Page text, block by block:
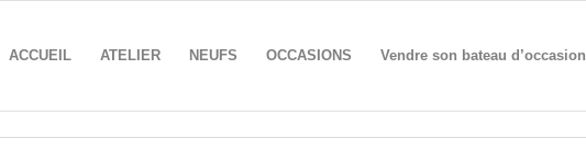
ACCUEIL ATELIER NEUFS OCCASIONS Vendre son bateau d’occasion